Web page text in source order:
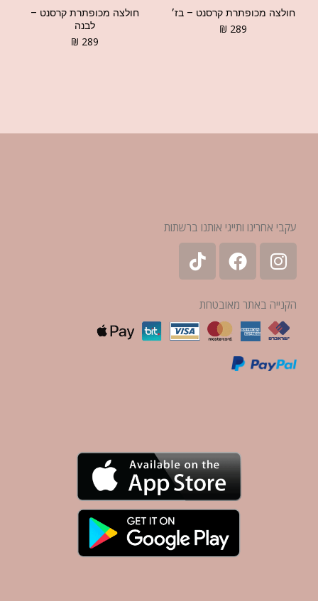
חולצה מכופתרת קרסנט – בז׳
₪ 289
חולצה מכופתרת קרסנט –
לבנה
₪ 289
עקבי אחרינו ותייגי אותנו ברשתות
הקנייה באתר מאובטחת